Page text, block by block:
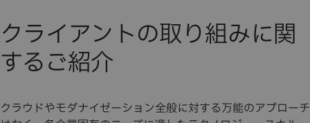
クライアントの取り組みに関
するご紹介
クラウドやモダナイゼーション全般に対する万能のアプローチ